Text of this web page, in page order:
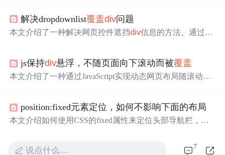
上。目前的CSS解决方案虽然有效，但在响应式设计方面
仍有不足。
解决dropdownlist覆盖div问题
本文介绍了一种解决网页控件遮挡div信息的方法。通过使
题。js保持div悬浮，不随页面向下滚动而被覆盖
本文介绍了一种通过JavaScript实现动态网页布局随滚动条
position:fixed元素定位，如何不影响下面的布局
本文介绍如何使用CSS的fixed属性来定位头部导航栏，确
n调整和新增div占位。
说点什么… 7